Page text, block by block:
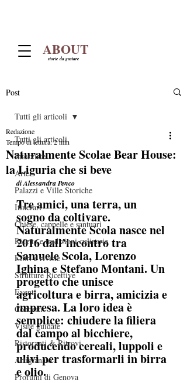
ABOUT
storie da gustare
Post
Tutti gli articoli
Interviste
Arte
Palazzi e Ville Storiche
Itinerari
Chiese, cappelle e santuari
Ricette e tradizioni culinarie
Libri e riviste
Strutture Ricettive
Eventi
Concerti
Visite guidate
Ristoranti & Ritrovi
Artigianato
Profumi di Genova
Tutti gli articoli
Naturalmente Scolae Bear House:
la Liguria che si beve
Redazione
Tempo di lettura: 2 min
di Alessandra Penco
Tre amici, una terra, un
sogno da coltivare.
Naturalmente Scola nasce nel
2016 dall’incontro tra
Samuele Scola, Lorenzo
Ighina e Stefano Montani. Un
progetto che unisce
agricoltura e birra, amicizia e
impresa. La loro idea è
semplice: chiudere la filiera
dal campo al bicchiere,
producendo cereali, luppoli e
ulivi per trasformarli in birra
e olio.